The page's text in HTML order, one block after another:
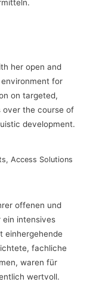
her open and
for
on targeted,
over the course of
development.
Access Solutions
offenen und
intensives
einhergehende
fachliche
waren für
wertvoll.